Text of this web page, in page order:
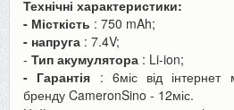
Технічні характеристики:
- Місткість : 750 mAh;
- напруга : 7.4V;
- Тип акумулятора : Li-ion;
- Гарантія : 6міс від інтернет
бренду CameronSino - 12міс.